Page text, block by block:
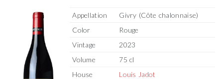
Appellation
Givry (Côte chalonnaise)
Color
Rouge
Vintage
2023
Volume
75 cl
House
Louis Jadot